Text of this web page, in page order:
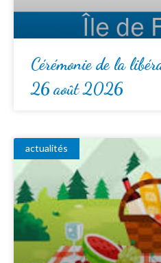
Cérémonie de la
26 août 2026
actualités